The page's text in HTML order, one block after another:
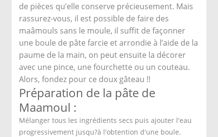
de pièces qu’elle conserve précieusement. Mais
rassurez-vous, il est possible de faire des
maâmouls sans le moule, il suffit de façonner
une boule de pâte farcie et arrondie à l’aide de la
paume de la main, on peut ensuite la décorer
avec une pince, une fourchette ou un couteau.
Alors, fondez pour ce doux gâteau !!
Préparation de la pâte de
Maamoul :
Mélanger tous les ingrédients secs puis ajouter l'eau
progressivement jusqu?à l'obtention d'une boule.